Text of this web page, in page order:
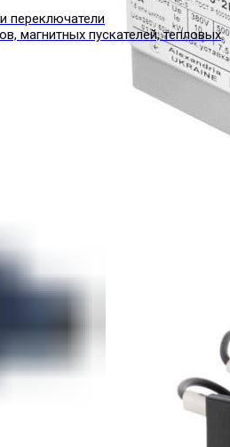
переключатели
магнитных пускателей, тепловых